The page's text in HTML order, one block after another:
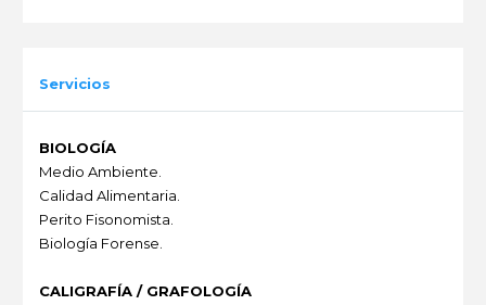
Servicios
BIOLOGÍA
Medio Ambiente.
Calidad Alimentaria.
Perito Fisonomista.
Biología Forense.
CALIGRAFÍA / GRAFOLOGÍA